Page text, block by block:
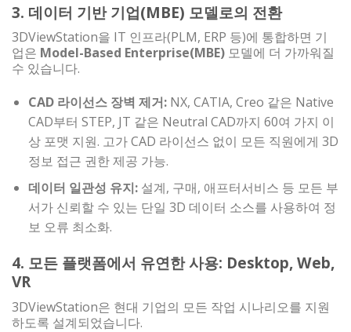
3. 데이터 기반 기업(MBE) 모델로의 전환
3DViewStation을 IT 인프라(PLM, ERP 등)에 통합하면 기
업은 Model-Based Enterprise(MBE) 모델에 더 가까워질
수 있습니다.
CAD 라이선스 장벽 제거:NX, CATIA, Creo 같은 Native
CAD부터 STEP, JT 같은 Neutral CAD까지 60여 가지 이
상 포맷 지원. 고가 CAD 라이선스 없이 모든 직원에게 3D
정보 접근 권한 제공 가능.
데이터 일관성 유지:설계, 구매, 애프터서비스 등 모든 부
서가 신뢰할 수 있는 단일 3D 데이터 소스를 사용하여 정
보 오류 최소화.
4. 모든 플랫폼에서 유연한 사용: Desktop, Web,
VR
3DViewStation은 현대 기업의 모든 작업 시나리오를 지원
하도록 설계되었습니다.